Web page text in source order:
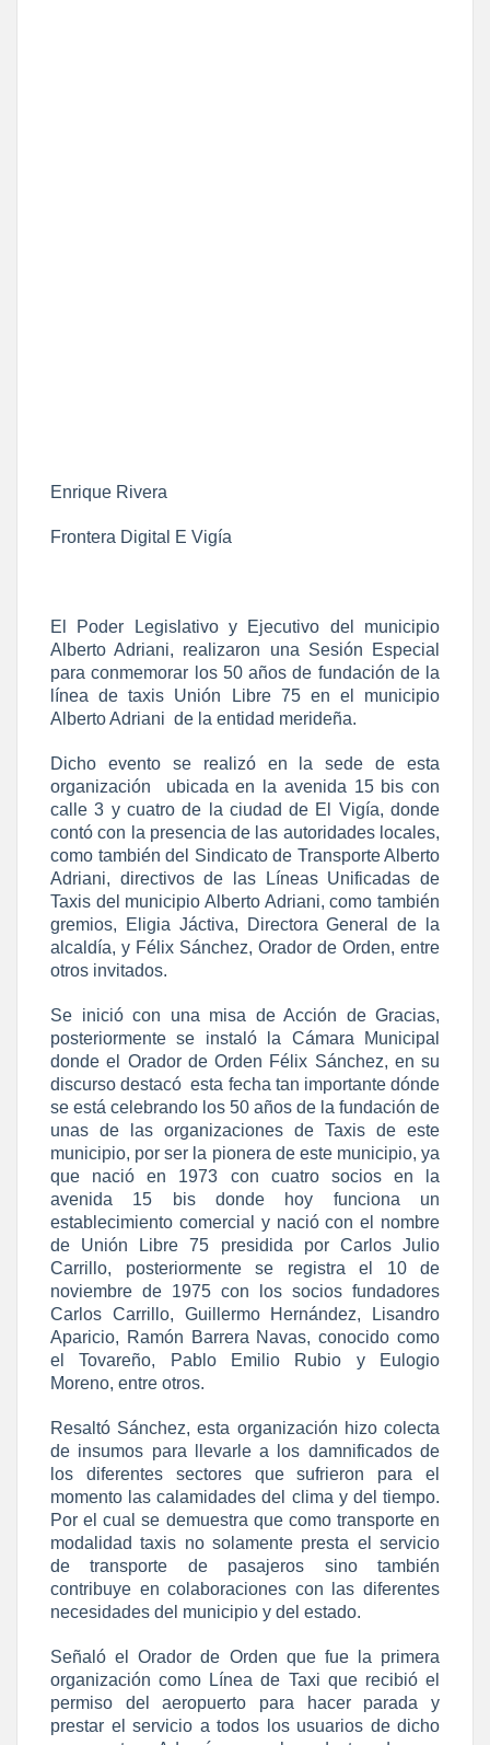
Enrique Rivera
Frontera Digital E Vigía
El Poder Legislativo y Ejecutivo del municipio
Alberto Adriani, realizaron una Sesión Especial
para conmemorar los 50 años de fundación de la
línea de taxis Unión Libre 75 en el municipio
Alberto Adriani de la entidad merideña.
Dicho evento se realizó en la sede de esta
organización ubicada en la avenida 15 bis con
calle 3 y cuatro de la ciudad de El Vigía, donde
contó con la presencia de las autoridades locales,
como también del Sindicato de Transporte Alberto
Adriani, directivos de las Líneas Unificadas de
Taxis del municipio Alberto Adriani, como también
gremios, Eligia Jáctiva, Directora General de la
alcaldía, y Félix Sánchez, Orador de Orden, entre
otros invitados.
Se inició con una misa de Acción de Gracias,
posteriormente se instaló la Cámara Municipal
donde el Orador de Orden Félix Sánchez, en su
discurso destacó esta fecha tan importante dónde
se está celebrando los 50 años de la fundación de
unas de las organizaciones de Taxis de este
municipio, por ser la pionera de este municipio, ya
que nació en 1973 con cuatro socios en la
avenida 15 bis donde hoy funciona un
establecimiento comercial y nació con el nombre
de Unión Libre 75 presidida por Carlos Julio
Carrillo, posteriormente se registra el 10 de
noviembre de 1975 con los socios fundadores
Carlos Carrillo, Guillermo Hernández, Lisandro
Aparicio, Ramón Barrera Navas, conocido como
el Tovareño, Pablo Emilio Rubio y Eulogio
Moreno, entre otros.
Resaltó Sánchez, esta organización hizo colecta
de insumos para llevarle a los damnificados de
los diferentes sectores que sufrieron para el
momento las calamidades del clima y del tiempo.
Por el cual se demuestra que como transporte en
modalidad taxis no solamente presta el servicio
de transporte de pasajeros sino también
contribuye en colaboraciones con las diferentes
necesidades del municipio y del estado.
Señaló el Orador de Orden que fue la primera
organización como Línea de Taxi que recibió el
permiso del aeropuerto para hacer parada y
prestar el servicio a todos los usuarios de dicho